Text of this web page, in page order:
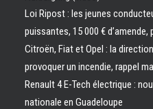
Loi Ripost : les jeunes
puissantes, 15 000 €
Citroën, Fiat et Opel : la
provoquer un incendie, rappel
Renault 4 E-Tech électrique :
nationale en Guadeloupe